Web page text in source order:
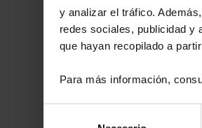
y analizar el tráfico.
redes sociales, publicidad y
que hayan recopilado a
Para más información,
11.
Unsere
beruhen, der
Änderungen,
oder von
unsererseits.
Einhaltung